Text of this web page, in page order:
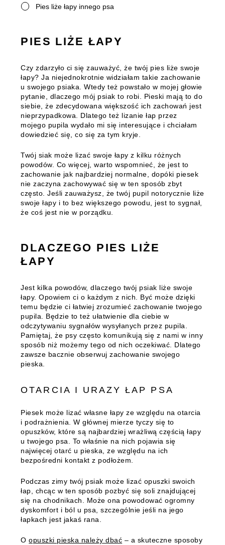
Pies liże łapy innego psa
PIES LIŻE ŁAPY
Czy zdarzyło ci się zauważyć, że twój pies liże swoje
łapy? Ja niejednokrotnie widziałam takie zachowanie
u swojego psiaka. Wtedy też powstało w mojej głowie
pytanie, dlaczego mój psiak to robi. Pieski mają to do
siebie, że zdecydowana większość ich zachowań jest
nieprzypadkowa. Dlatego też lizanie łap przez
mojego pupila wydało mi się interesujące i chciałam
dowiedzieć się, co się za tym kryje.
Twój siak może lizać swoje łapy z kilku różnych
powodów. Co więcej, warto wspomnieć, że jest to
zachowanie jak najbardziej normalne, dopóki piesek
nie zaczyna zachowywać się w ten sposób zbyt
często.Jeśli zauważysz, że twój pupil notorycznie liże
swoje łapy i to bez większego powodu, jest to sygnał,
że coś jest nie w porządku.
DLACZEGO PIES LIŻE
ŁAPY
Jest kilka powodów, dlaczego twój psiak liże swoje
łapy. Opowiem ci o każdym z nich. Być może dzięki
temu będzie ci łatwiej zrozumieć zachowanie twojego
pupila. Będzie to też ułatwienie dla ciebie w
odczytywaniu sygnałów wysyłanych przez pupila.
Pamiętaj, że psy często komunikują się z nami w inny
sposób niż możemy tego od nich oczekiwać. Dlatego
zawsze bacznie obserwuj zachowanie swojego
pieska.
OTARCIA I URAZY ŁAP PSA
Piesek może lizać własne łapy ze względu na otarcia
i podrażnienia. W głównej mierze tyczy się to
opuszków, które są najbardziej wrażliwą częścią łapy
u twojego psa. To właśnie na nich pojawia się
najwięcej otarć u pieska, ze względu na ich
bezpośredni kontakt z podłożem.
Podczas zimy twój psiak może lizać opuszki swoich
łap, chcąc w ten sposób pozbyć się soli znajdującej
się na chodnikach. Może ona powodować ogromny
dyskomfort i ból u psa, szczególnie jeśli na jego
łapkach jest jakaś rana.
Oopuszki pieska należy dbać – a skuteczne sposoby